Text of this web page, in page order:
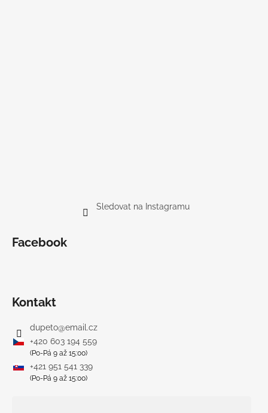
Sledovat na Instagramu
Facebook
Kontakt
dupeto@email.cz
+420 603 194 559
(Po-Pá 9 až 15:00)
+421 951 541 339
(Po-Pá 9 až 15:00)